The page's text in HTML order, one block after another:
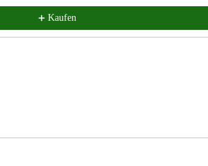
Kaufen